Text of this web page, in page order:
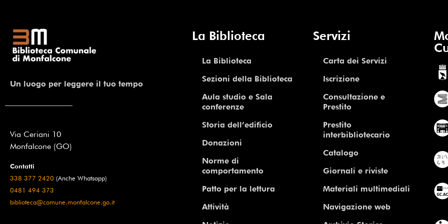
Un luogo per leggere il tuo tempo
Via Ceriani 10
Monfalcone (GO)
Contatti
338 377 2420 (Anche Whatsapp)
0481 494 373
biblioteca@comune.monfalcone.go.it
La Biblioteca
La Biblioteca
Sezioni della Biblioteca
Aula studio e Sala
conferenze
Storia dell’edificio
Donazioni
Norme di
comportamento
Patto per la lettura
Attività
Servizi
Carta dei Servizi
Iscrizione
Consultazione e
Prestito
Prestito
interbibliotecario
Catalogo
Giornali e riviste
Materiali multimediali
Navigazione web